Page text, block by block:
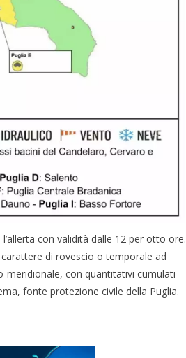
con validità dalle 12 per otto ore.
di rovescio o temporale ad
meridionale, con quantitativi cumulati
fonte protezione civile della Puglia.